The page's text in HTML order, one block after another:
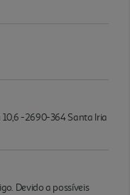
10,6 -2690-364 Santa Iria
Devido a possíveis